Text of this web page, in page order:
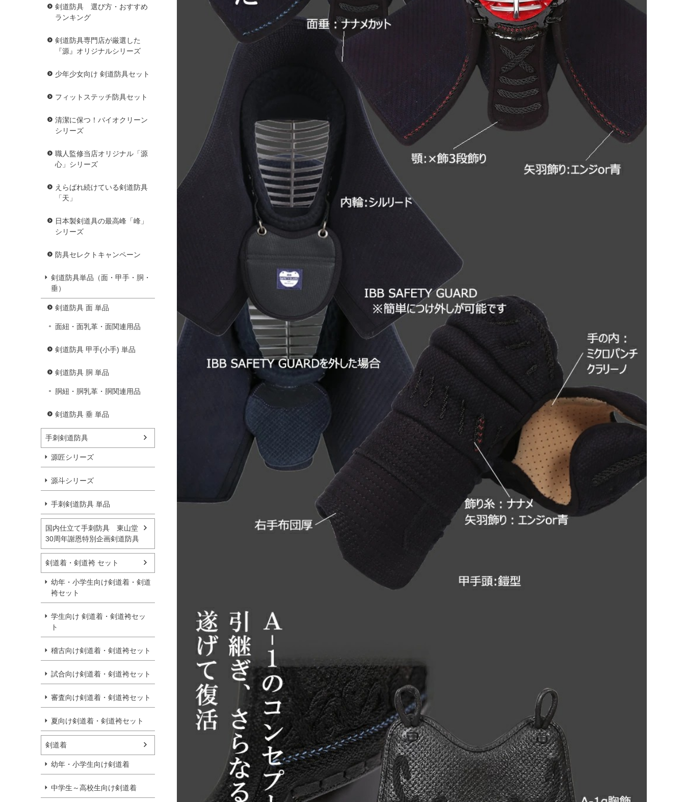
剣道防具 選び方・おすすめ
ランキング
剣道防具専門店が厳選した
『源』オリジナルシリーズ
少年少女向け 剣道防具セット
フィットステッチ防具セット
清潔に保つ！バイオクリーン
シリーズ
職人監修当店オリジナル「源
心」シリーズ
えらばれ続けている剣道防具
「天」
日本製剣道具の最高峰「峰」
シリーズ
防具セレクトキャンペーン
剣道防具単品（面・甲手・胴・
垂）
剣道防具 面 単品
面紐・面乳革・面関連用品
剣道防具 甲手(小手) 単品
剣道防具 胴 単品
胴紐・胴乳革・胴関連用品
剣道防具 垂 単品
手刺剣道防具
源匠シリーズ
源斗シリーズ
手刺剣道防具 単品
国内仕立て手刺防具 東山堂
30周年謝恩特別企画剣道防具
剣道着・剣道袴 セット
幼年・小学生向け剣道着・剣道
袴セット
学生向け 剣道着・剣道袴セッ
ト
稽古向け剣道着・剣道袴セット
試合向け剣道着・剣道袴セット
審査向け剣道着・剣道袴セット
夏向け剣道着・剣道袴セット
剣道着
幼年・小学生向け剣道着
中学生～高校生向け剣道着